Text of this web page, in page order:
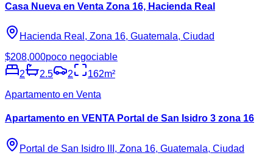
Casa Nueva en Venta Zona 16, Hacienda Real
Hacienda Real, Zona 16, Guatemala, Ciudad
$208,000poco negociable
2
2.5 2 162m²
Apartamento en Venta
Apartamento en VENTA Portal de San Isidro 3 zona 16
Portal de San Isidro III, Zona 16, Guatemala, Ciudad